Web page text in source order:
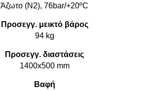
Άζωτο (N2), 76bar/+20ºC
Προσεγγ. μεικτό βάρος
94 kg
Προσεγγ. διαστάσεις
1400x500 mm
Βαφή